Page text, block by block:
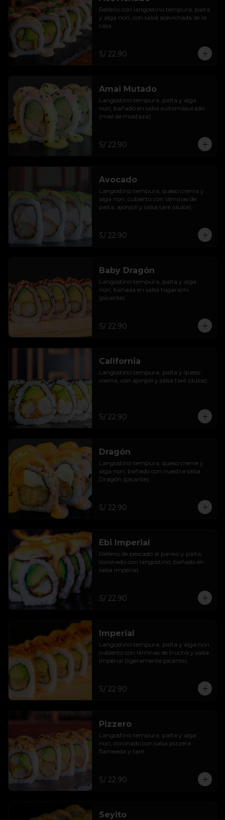
Relleno con langostino tempura, palta
y alga nori, con salsa acevichada de la
casa.
S/ 22.90
Amai Mutado
Langostino tempura, palta y alga
nori, bañado en salsa suitomasutado
(miel de mostaza).
S/ 22.90
Avocado
Langostino tempura, queso crema y
alga nori, cubierto con láminas de
palta, ajonjolí y salsa taré (dulce).
S/ 22.90
Baby Dragón
Langostino tempura, palta y alga
nori, bañada en salsa togarachi
(picante).
S/ 22.90
California
Langostino tempura, palta y queso
crema, con ajonjolí y salsa taré (dulce).
S/ 22.90
Dragón
Langostino tempura, queso creme y
alga nori, bañado con nuestra salsa
Dragón (picante).
S/ 22.90
Ebi Imperial
Relleno de pescado al panko y palta,
coronado con langostino, bañado en
salsa imperial.
S/ 22.90
Imperial
Langostino tempura, palta y alga nori
cubierto con láminas de trucha y salsa
imperial (ligeramente picante).
S/ 22.90
Pizzero
Langostino tempura, palta y alga
nori, coronado con salsa pizzera
flameada y taré.
S/ 22.90
Seyito